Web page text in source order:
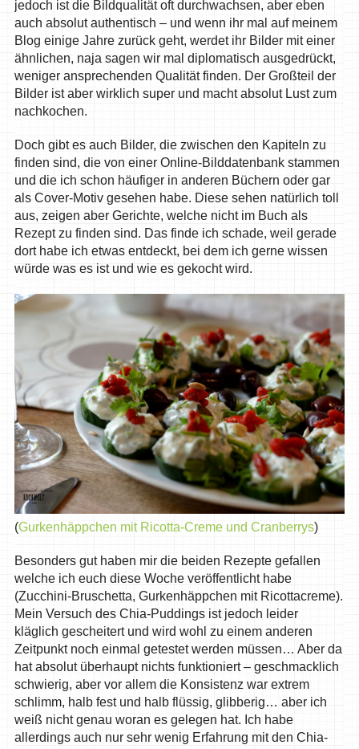
jedoch ist die Bildqualität oft durchwachsen, aber eben
auch absolut authentisch – und wenn ihr mal auf meinem
Blog einige Jahre zurück geht, werdet ihr Bilder mit einer
ähnlichen, naja sagen wir mal diplomatisch ausgedrückt,
weniger ansprechenden Qualität finden. Der Großteil der
Bilder ist aber wirklich super und macht absolut Lust zum
nachkochen.
Doch gibt es auch Bilder, die zwischen den Kapiteln zu
finden sind, die von einer Online-Bilddatenbank stammen
und die ich schon häufiger in anderen Büchern oder gar
als Cover-Motiv gesehen habe. Diese sehen natürlich toll
aus, zeigen aber Gerichte, welche nicht im Buch als
Rezept zu finden sind. Das finde ich schade, weil gerade
dort habe ich etwas entdeckt, bei dem ich gerne wissen
würde was es ist und wie es gekocht wird.
(Gurkenhäppchen mit Ricotta-Creme und Cranberrys)
Besonders gut haben mir die beiden Rezepte gefallen
welche ich euch diese Woche veröffentlicht habe
(Zucchini-Bruschetta, Gurkenhäppchen mit Ricottacreme).
Mein Versuch des Chia-Puddings ist jedoch leider
kläglich gescheitert und wird wohl zu einem anderen
Zeitpunkt noch einmal getestet werden müssen… Aber da
hat absolut überhaupt nichts funktioniert – geschmacklich
schwierig, aber vor allem die Konsistenz war extrem
schlimm, halb fest und halb flüssig, glibberig… aber ich
weiß nicht genau woran es gelegen hat. Ich habe
allerdings auch nur sehr wenig Erfahrung mit den Chia-